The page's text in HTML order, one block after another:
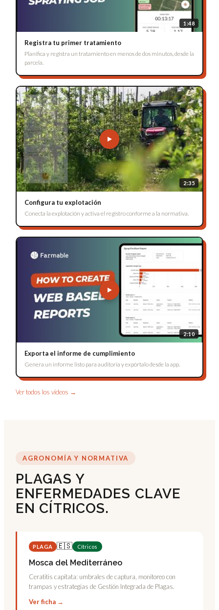
1:48
Registra tu primer tratamiento
Planifica y registra un tratamiento en menos de dos minutos, desde la
parcela.
2:35
Configura tu explotación
Conecta la explotación y activa el registro conforme a la normativa.
2:10
Exporta el informe de cumplimiento
Genera un informe listo para auditoría y expórtalo desde la app.
Ver todos los vídeos →
AGRONOMÍA Y NORMATIVA
PLAGAS Y
ENFERMEDADES CLAVE
EN CÍTRICOS.
PLAGA 🇪🇸 Cítricos
Mosca del Mediterráneo
Ceratitis capitata: umbrales de captura, monitoreo con
trampas y estrategias de Gestión Integrada de Plagas.
Ver ficha →